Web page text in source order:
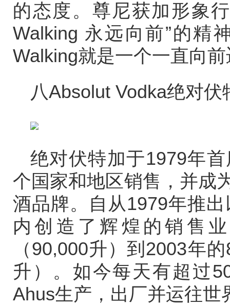
的态度。尊尼获加形象
Walking 永远向前”的精
Walking就是一个一直向
八Absolut Vodka绝对伏
绝对伏特加于1979年
个国家和地区销售，并成
酒品牌。自从1979年推
内创造了辉煌的销售
（90,000升）到2003年
升）。如今每天有超过
Ahus生产，出厂并运往世